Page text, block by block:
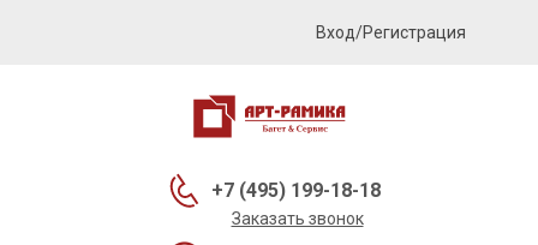
Вход/Регистрация
+7 (495) 199-18-18
Заказать звонок